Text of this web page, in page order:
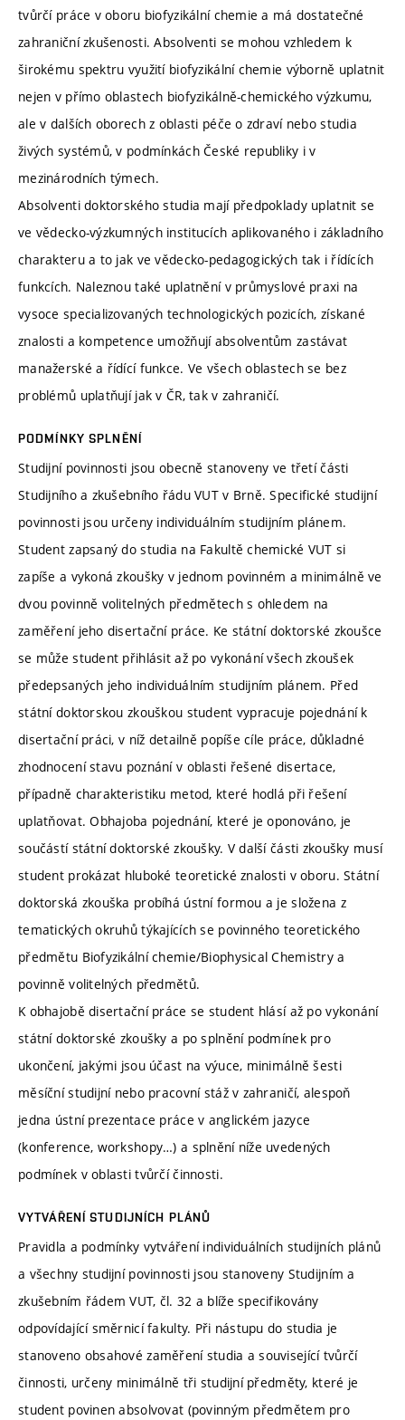
tvůrčí práce v oboru biofyzikální chemie a má dostatečné
zahraniční zkušenosti. Absolventi se mohou vzhledem k
širokému spektru využití biofyzikální chemie výborně uplatnit
nejen v přímo oblastech biofyzikálně-chemického výzkumu,
ale v dalších oborech z oblasti péče o zdraví nebo studia
živých systémů, v podmínkách České republiky i v
mezinárodních týmech.
Absolventi doktorského studia mají předpoklady uplatnit se
ve vědecko-výzkumných institucích aplikovaného i základního
charakteru a to jak ve vědecko-pedagogických tak i řídících
funkcích. Naleznou také uplatnění v průmyslové praxi na
vysoce specializovaných technologických pozicích, získané
znalosti a kompetence umožňují absolventům zastávat
manažerské a řídící funkce. Ve všech oblastech se bez
problémů uplatňují jak v ČR, tak v zahraničí.
PODMÍNKY SPLNĚNÍ
Studijní povinnosti jsou obecně stanoveny ve třetí části
Studijního a zkušebního řádu VUT v Brně. Specifické studijní
povinnosti jsou určeny individuálním studijním plánem.
Student zapsaný do studia na Fakultě chemické VUT si
zapíše a vykoná zkoušky v jednom povinném a minimálně ve
dvou povinně volitelných předmětech s ohledem na
zaměření jeho disertační práce. Ke státní doktorské zkoušce
se může student přihlásit až po vykonání všech zkoušek
předepsaných jeho individuálním studijním plánem. Před
státní doktorskou zkouškou student vypracuje pojednání k
disertační práci, v níž detailně popíše cíle práce, důkladné
zhodnocení stavu poznání v oblasti řešené disertace,
případně charakteristiku metod, které hodlá při řešení
uplatňovat. Obhajoba pojednání, které je oponováno, je
součástí státní doktorské zkoušky. V další části zkoušky musí
student prokázat hluboké teoretické znalosti v oboru. Státní
doktorská zkouška probíhá ústní formou a je složena z
tematických okruhů týkajících se povinného teoretického
předmětu Biofyzikální chemie/Biophysical Chemistry a
povinně volitelných předmětů.
K obhajobě disertační práce se student hlásí až po vykonání
státní doktorské zkoušky a po splnění podmínek pro
ukončení, jakými jsou účast na výuce, minimálně šesti
měsíční studijní nebo pracovní stáž v zahraničí, alespoň
jedna ústní prezentace práce v anglickém jazyce
(konference, workshopy…) a splnění níže uvedených
podmínek v oblasti tvůrčí činnosti.
VYTVÁŘENÍ STUDIJNÍCH PLÁNŮ
Pravidla a podmínky vytváření individuálních studijních plánů
a všechny studijní povinnosti jsou stanoveny Studijním a
zkušebním řádem VUT, čl. 32 a blíže specifikovány
odpovídající směrnicí fakulty. Při nástupu do studia je
stanoveno obsahové zaměření studia a související tvůrčí
činnosti, určeny minimálně tři studijní předměty, které je
student povinen absolvovat (povinným předmětem pro